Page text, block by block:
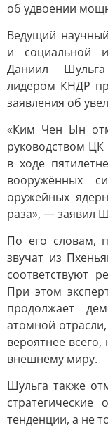
об удвоении
Ведущий
и социальной
Даниил
лидером КНДР
заявления об
«Ким Чен Ын
руководством
в ходе
вооружённых
оружейных
раза», — заявил
По его словам,
звучат из
соответствуют
При этом
продолжает
атомной
вероятнее
внешнему миру.
Шульга также
тенденции, а не